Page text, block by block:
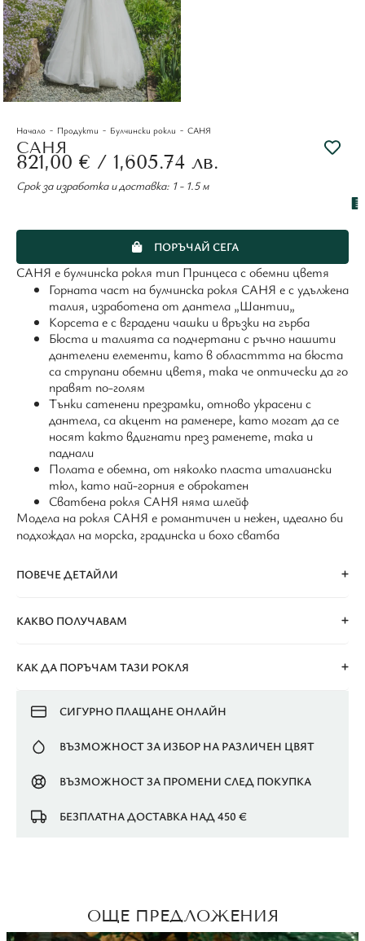
Начало - Продукти - Булчински рокли - САНЯ
САНЯ
821,00 € / 1,605.74 лв.
Срок за изработка и доставка: 1 - 1.5 м
ПОРЪЧАЙ СЕГА
САНЯ е булчинска рокля тип Принцеса с обемни цветя
Горната част на булчинска рокля САНЯ е с удължена
талия, изработена от дантела „Шантии„
Корсета е с вградени чашки и връзки на гърба
Бюста и талията са подчертани с ръчно нашити
дантелени елементи, като в областтта на бюста
са струпани обемни цветя, така че оптически да го
правят по-голям
Тънки сатенени презрамки, отново украсени с
дантела, са акцент на раменере, като могат да се
носят както вдигнати през раменете, така и
паднали
Полата е обемна, от няколко пласта италиански
тюл, като най-горния е оброкатен
Сватбена рокля САНЯ няма шлейф
Модела на рокля САНЯ е романтичен и нежен, идеално би
подхождал на морска, градинска и бохо сватба
ПОВЕЧЕ ДЕТАЙЛИ
КАКВО ПОЛУЧАВАМ
КАК ДА ПОРЪЧАМ ТАЗИ РОКЛЯ
СИГУРНО ПЛАЩАНЕ ОНЛАЙН
ВЪЗМОЖНОСТ ЗА ИЗБОР НА РАЗЛИЧЕН ЦВЯТ
ВЪЗМОЖНОСТ ЗА ПРОМЕНИ СЛЕД ПОКУПКА
БЕЗПЛАТНА ДОСТАВКА НАД 450 €
ОЩЕ ПРЕДЛОЖЕНИЯ